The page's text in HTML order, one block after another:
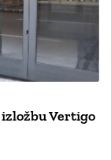
Vertigo